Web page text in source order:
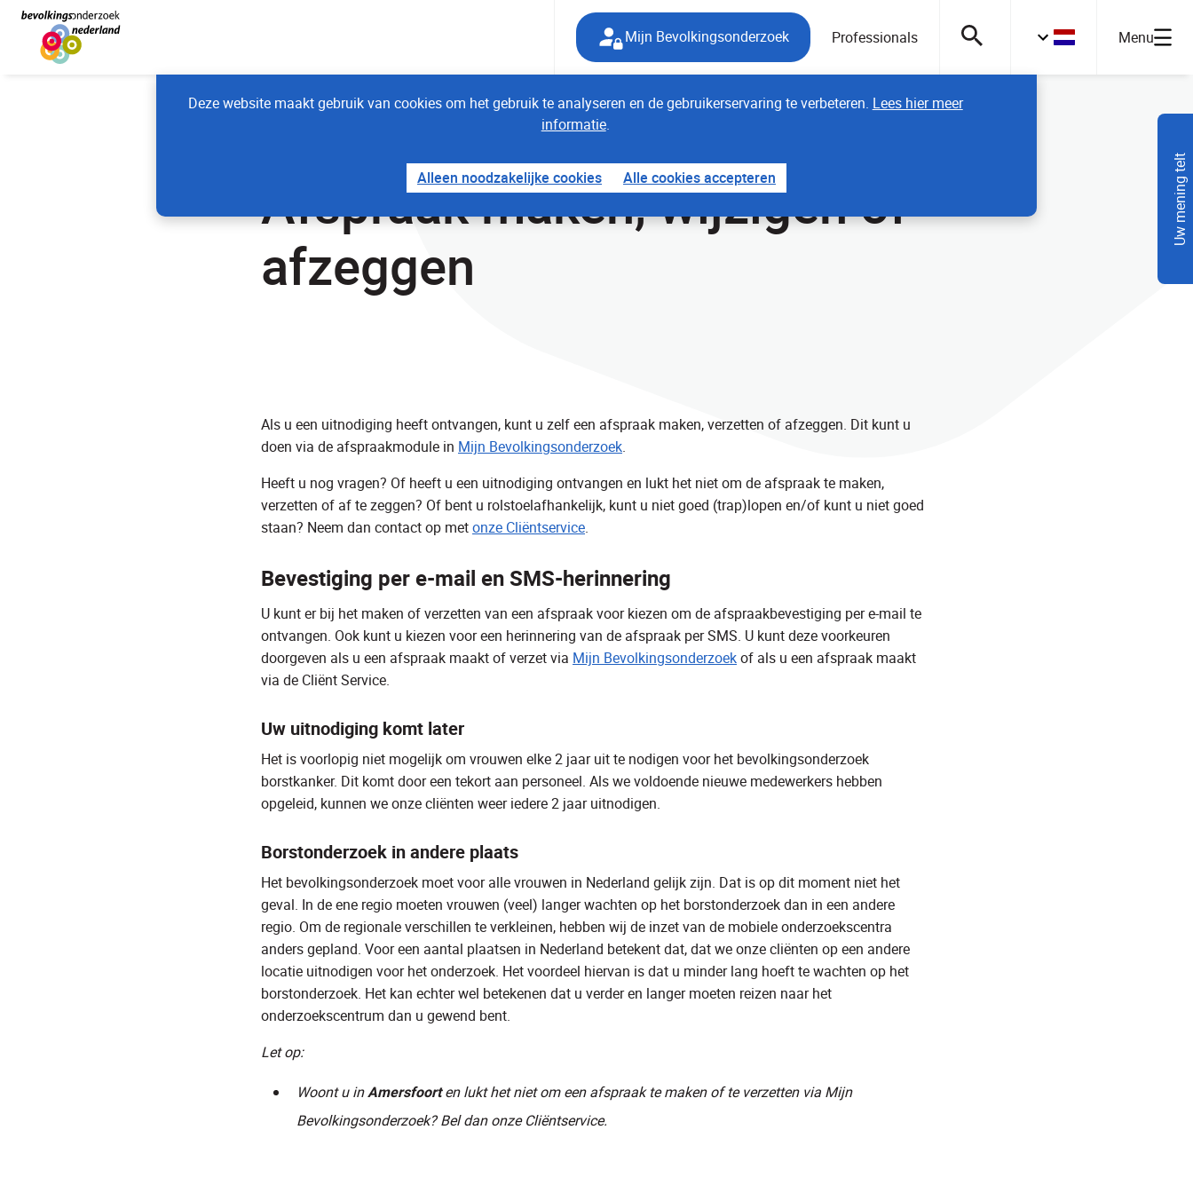
Deze website maakt gebruik van cookies om het gebruik te analyseren en de gebruikerservaring te verbeteren. Lees hier meer
informatie.
Alleen noodzakelijke cookies Alle cookies accepteren
Mijn Bevolkingsonderzoek Professionals Menu
Afspraak maken, wijzigen of
afzeggen
Als u een uitnodiging heeft ontvangen, kunt u zelf een afspraak maken, verzetten of afzeggen. Dit kunt u
doen via de afspraakmodule in Mijn Bevolkingsonderzoek.
Heeft u nog vragen? Of heeft u een uitnodiging ontvangen en lukt het niet om de afspraak te maken,
verzetten of af te zeggen? Of bent u rolstoelafhankelijk, kunt u niet goed (trap)lopen en/of kunt u niet goed
staan? Neem dan contact op metonze Cliëntservice.
Bevestiging per e-mail en SMS-herinnering
U kunt er bij het maken of verzetten van een afspraak voor kiezen om de afspraakbevestiging per e-mail te
ontvangen. Ook kunt u kiezen voor een herinnering van de afspraak per SMS. U kunt deze voorkeuren
doorgeven als u een afspraak maakt of verzet via Mijn Bevolkingsonderzoekof als u een afspraak maakt
via de Cliënt Service.
Uw uitnodiging komt later
Het is voorlopig niet mogelijk om vrouwen elke 2 jaar uit te nodigen voor het bevolkingsonderzoek
borstkanker. Dit komt door een tekort aan personeel. Als we voldoende nieuwe medewerkers hebben
opgeleid, kunnen we onze cliënten weer iedere 2 jaar uitnodigen.
Borstonderzoek in andere plaats
Het bevolkingsonderzoek moet voor alle vrouwen in Nederland gelijk zijn. Dat is op dit moment niet het
geval. In de ene regio moeten vrouwen (veel) langer wachten op het borstonderzoek dan in een andere
regio. Om de regionale verschillen te verkleinen, hebben wij de inzet van de mobiele onderzoekscentra
anders gepland. Voor een aantal plaatsen in Nederland betekent dat, dat we onze cliënten op een andere
locatie uitnodigen voor het onderzoek. Het voordeel hiervan is dat u minder lang hoeft te wachten op het
borstonderzoek. Het kan echter wel betekenen dat u verder en langer moeten reizen naar het
onderzoekscentrum dan u gewend bent.
Let op:
Woont u inAmersfoorten lukt het niet om een afspraak te maken of te verzetten via Mijn
Bevolkingsonderzoek? Bel dan onze Cliëntservice.
Uw mening telt